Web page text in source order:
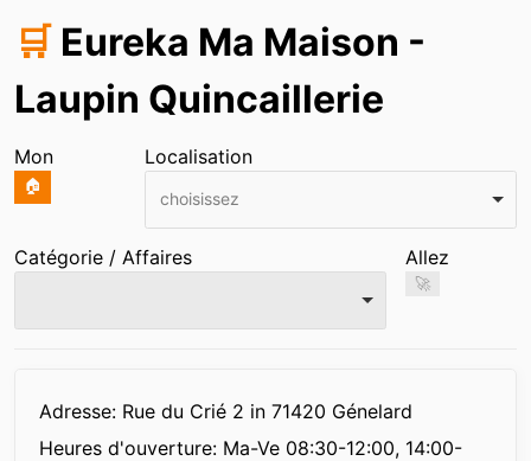
🛒 Eureka Ma Maison -
Laupin Quincaillerie
Mon
🏠
Localisation
choisissez
Catégorie / Affaires Allez
🚀
Adresse: Rue du Crié 2 in 71420 Génelard
Heures d'ouverture: Ma-Ve 08:30-12:00, 14:00-